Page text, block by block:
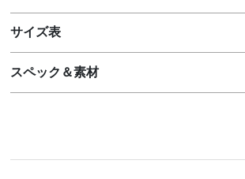
サイズ表
スペック＆素材